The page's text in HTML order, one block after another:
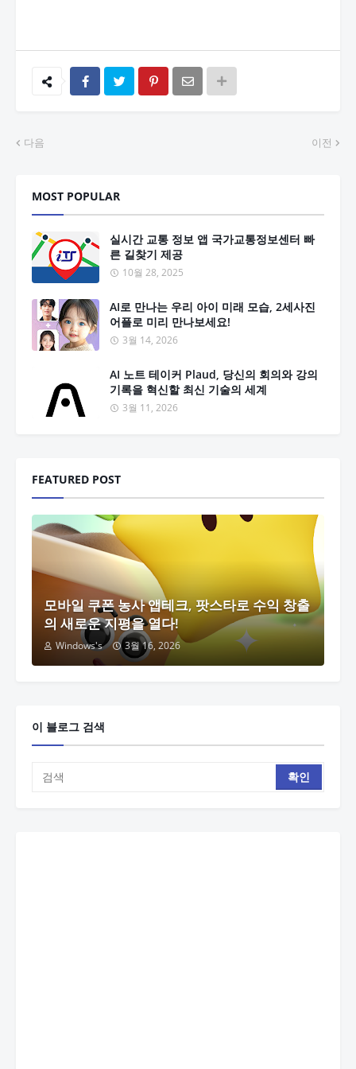
다음 이전
MOST POPULAR
실시간 교통 정보 앱 국가교통정보센터 빠
른 길찾기 제공
10월 28, 2025
AI로 만나는 우리 아이 미래 모습, 2세사진
어플로 미리 만나보세요!
3월 14, 2026
AI 노트 테이커 Plaud, 당신의 회의와 강의
기록을 혁신할 최신 기술의 세계
3월 11, 2026
FEATURED POST
모바일 쿠폰 농사 앱테크, 팟스타로 수익 창출
의 새로운 지평을 열다!
Windows's 3월 16, 2026
이 블로그 검색